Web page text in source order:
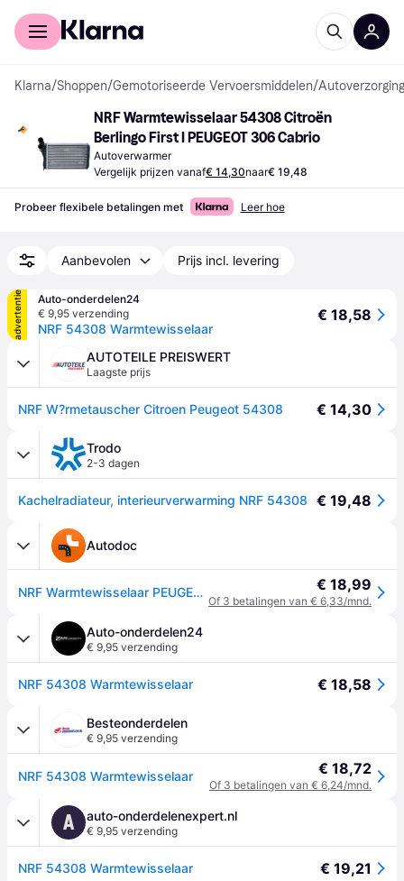
Voor shoppers
Klarna/Shoppen/Gemotoriseerde Vervoersmiddelen/
NRF Warmtewisselaar 54308 Citroën
Berlingo First I PEUGEOT 306 Cabrio
Autoverwarmer
Vergelijk prijzen vanaf€ 14,30naar€ 19,48
Probeer flexibele betalingen met Leer hoe
Aanbevolen Prijs incl. levering
advertentie
Auto-onderdelen24
€ 9,95 verzending
NRF 54308 Warmtewisselaar
€ 18,58
AUTOTEILE PREISWERT
Laagste prijs
NRF W?rmetauscher Citroen Peugeot 54308 € 14,30
Trodo
2-3 dagen
Kachelradiateur, interieurverwarming NRF 54308 € 19,48
Autodoc
NRF Warmtewisselaar PEUGEOT,CITROËN 54308 644878,644881,6448C8 Voorverwarmer, interieurverwarming 96103384,96103388 € 18,99
Of 3 betalingen van € 6,33/mnd.
Auto-onderdelen24
€ 9,95 verzending
NRF 54308 Warmtewisselaar € 18,58
Besteonderdelen
€ 9,95 verzending
NRF 54308 Warmtewisselaar € 18,72
Of 3 betalingen van € 6,24/mnd.
A auto-onderdelenexpert.nl
€ 9,95 verzending
NRF 54308 Warmtewisselaar € 19,21